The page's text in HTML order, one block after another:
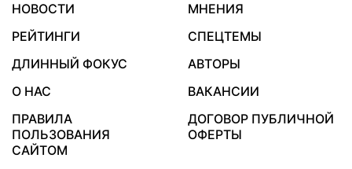
НОВОСТИ
МНЕНИЯ
РЕЙТИНГИ
СПЕЦТЕМЫ
ДЛИННЫЙ ФОКУС
АВТОРЫ
О НАС
ВАКАНСИИ
ПРАВИЛА
ПОЛЬЗОВАНИЯ
САЙТОМ
ДОГОВОР ПУБЛИЧНОЙ
ОФЕРТЫ